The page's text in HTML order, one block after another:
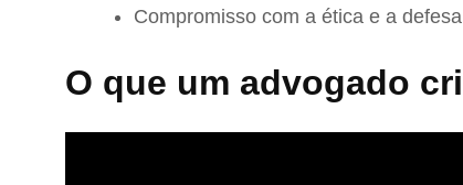
Compromisso com a ética e a
O que um advogado